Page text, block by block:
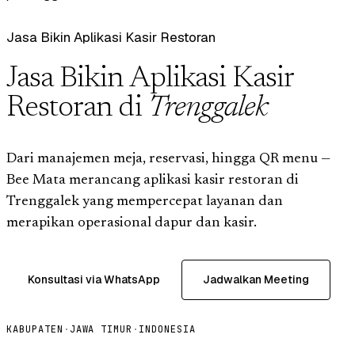
Jasa Bikin Aplikasi Kasir Restoran
Jasa Bikin Aplikasi Kasir
Restoran di Trenggalek
Dari manajemen meja, reservasi, hingga QR menu —
Bee Mata merancang aplikasi kasir restoran di
Trenggalek yang mempercepat layanan dan
merapikan operasional dapur dan kasir.
Konsultasi via WhatsApp Jadwalkan Meeting
KABUPATEN · JAWA TIMUR · INDONESIA